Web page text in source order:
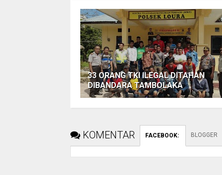
33 ORANG TKI ILEGAL DITAHAN
DIBANDARA TAMBOLAKA
KOMENTAR FACEBOOK: BLOGGER